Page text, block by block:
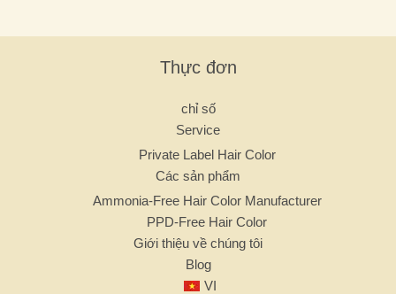
Thực đơn
chỉ số
Service
Private Label Hair Color
Các sản phẩm
Ammonia-Free Hair Color Manufacturer
PPD-Free Hair Color
Giới thiệu về chúng tôi
Blog
VI